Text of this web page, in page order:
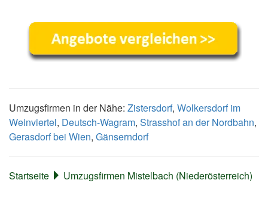
Umzugsfirmen in der Nähe: Zistersdorf, Wolkersdorf im
Weinviertel, Deutsch-Wagram, Strasshof an der Nordbahn,
Gerasdorf bei Wien, Gänserndorf
Startseite Umzugsfirmen Mistelbach (Niederösterreich)